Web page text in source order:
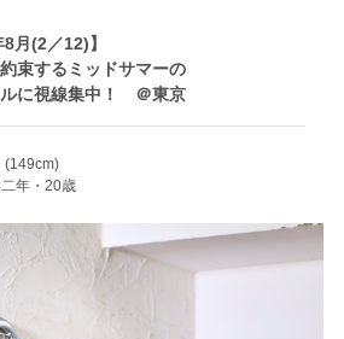
8月(2／12)】
束するミッドサマーの
に視線集中！ ＠東京
(149cm)
年・20歳